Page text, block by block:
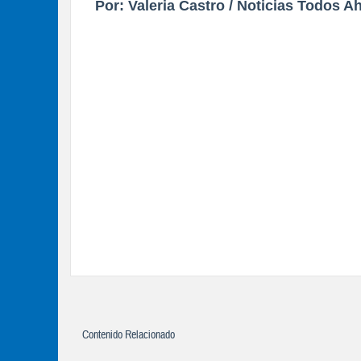
Por: Valeria Castro / Noticias Todos
Contenido Relacionado